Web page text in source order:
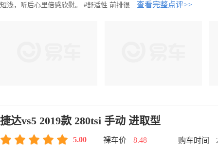
短浅，听后心里倍感欣慰。 #舒适性 前排很
查看完整点评>>
捷达vs5 2019款 280tsi 手动 进取型
5.00 裸车价 8.48 购车时间